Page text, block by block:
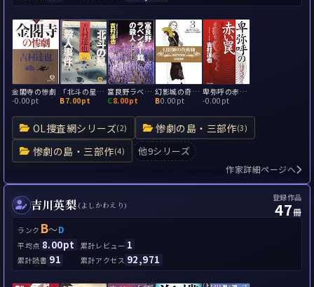
OL捜査網シリーズ(2) 惨劇の島・三部作(3)
惨劇の島・三部作(4) 他9シリーズ
金閣寺の惨劇
-0.00pt
「北斗の星」殺人事件(雪と魔術と殺人と)
B7.00pt
富良野ラベンダー館の殺人
C8.00pt
幻影城の奇術師
B0.00pt
卑弥呼の赤い罠
-0.00pt
作家詳細ページへ
吉川英梨 (よしかわえり)
登録作品
47冊
ランク B～D
平均点 8.00pt 累計レビュー 1
累計読書 91 累計アクセス 92,971